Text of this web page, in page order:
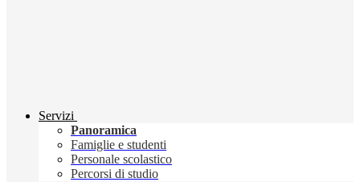
Servizi
Panoramica
Famiglie e studenti
Personale scolastico
Percorsi di studio